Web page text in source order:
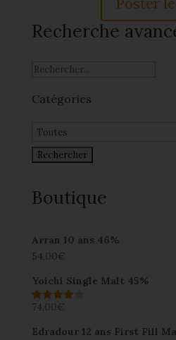
Recherche
Catégories
Boutique
Arran 10 ans 46%
54,00€
Yoichi Single Malt 45%
Note 4.00
74,00€
Edradour 12 ans First Fill